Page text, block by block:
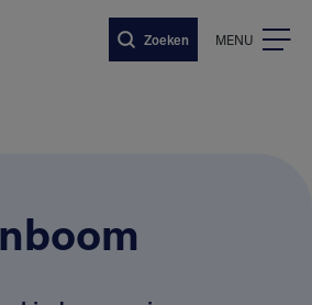
Zoeken MENU